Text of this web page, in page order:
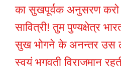
का सुखपूर्वक अनुसरण
सावित्री! तुम पुण्यक्षेत्र
सुख भोगने के अनन्तर उस
स्वयं भगवती विराजमान